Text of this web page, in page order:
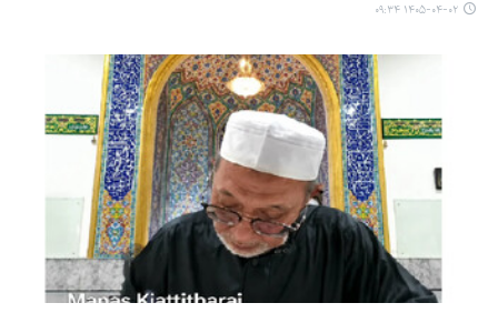
۱۴۰۵-۰۴-۰۲ ۰۹:۳۴